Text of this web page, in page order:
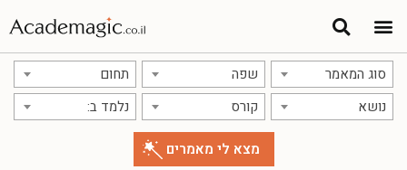
סוג המאמר שפה
תחום
נושא
קורס נלמד ב: